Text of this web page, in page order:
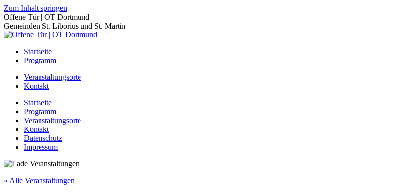
Zum Inhalt springen
Offene Tür | OT Dortmund
Gemeinden St. Liborius und St. Martin
Startseite
Programm
Veranstaltungsorte
Kontakt
Startseite
Programm
Veranstaltungsorte
Kontakt
Datenschutz
Impressum
« Alle Veranstaltungen